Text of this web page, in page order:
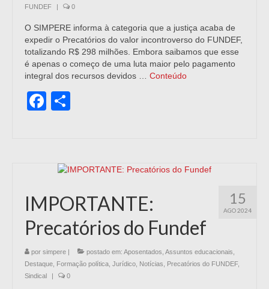
FUNDEF
| 0
O SIMPERE informa à categoria que a justiça acaba de
expedir o Precatórios do valor incontroverso do FUNDEF,
totalizando R$ 298 milhões. Embora saibamos que esse
é apenas o começo de uma luta maior pelo pagamento
integral dos recursos devidos … Conteúdo
Facebook
15
AGO 2024
IMPORTANTE:
Precatórios do Fundef
por simpere postado em: Aposentados Assuntos educacionais
Destaque
Formação política Jurídico Notícias Precatórios do FUNDEF,
Sindical
0